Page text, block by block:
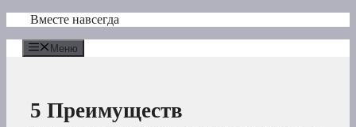
Перейти
содержимому
Вместе навсегда
Меню
5 Преимуществ